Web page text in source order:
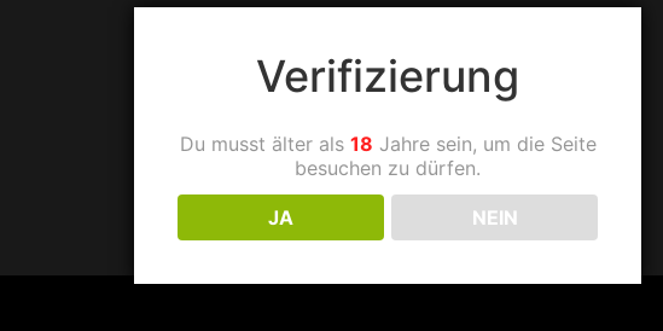
Verifizierung
Du musst älter als 18 Jahre sein, um die Seite
besuchen zu dürfen.
JA NEIN